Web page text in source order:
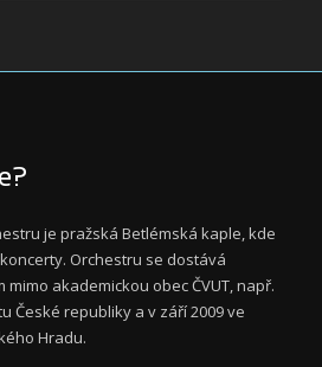
je pražská Betlémská kaple, kde
Orchestru se dostává
akademickou obec ČVUT, např.
České republiky a v září 2009 ve
Hradu.